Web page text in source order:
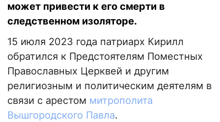
может привести к его смерти в
следственном изоляторе.
15 июля 2023 года патриарх Кирилл
обратился к Предстоятелям Поместных
Православных Церквей и другим
религиозным и политическим деятелям в
связи с арестом митрополита
Вышгородского Павла.